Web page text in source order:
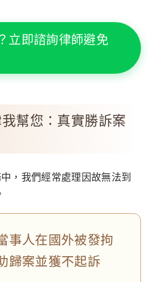
立即諮詢律師避免
幫您：真實勝訴案
，我們經常處理因故無法到
事人在國外被發拘
歸案並獲不起訴